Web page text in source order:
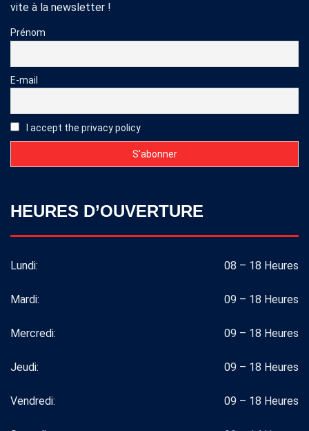
vite à la newsletter !
Prénom
E-mail
I accept the privacy policy
HEURES D’OUVERTURE
Lundi: 08 – 18 Heures
Mardi: 09 – 18 Heures
Mercredi: 09 – 18 Heures
Jeudi: 09 – 18 Heures
Vendredi: 09 – 18 Heures